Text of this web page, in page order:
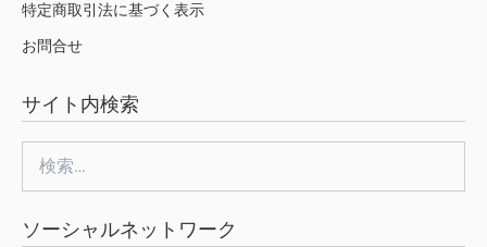
特定商取引法に基づく表示
お問合せ
サイト内検索
索:
ソーシャルネットワーク